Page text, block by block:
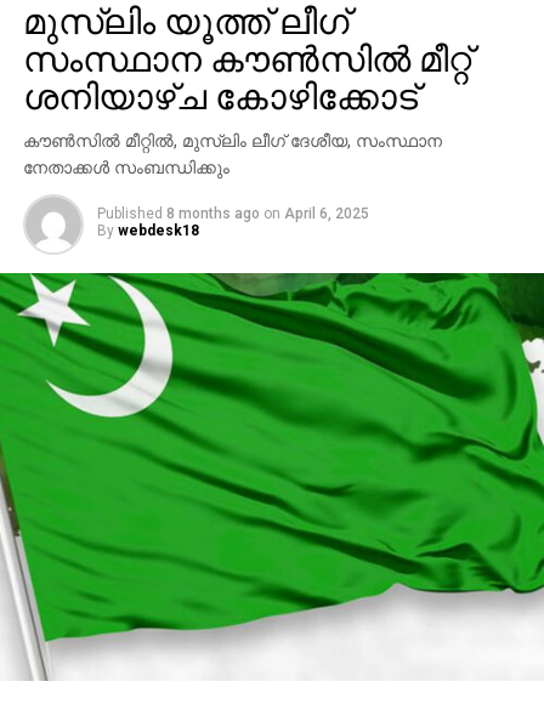
മുസ്‌ലിം യൂത്ത് ലീഗ്
സംസ്ഥാന കൗണ്‍സില്‍ മീറ്റ്
ശനിയാഴ്ച കോഴിക്കോട്
കൗൺസിൽ മീറ്റിൽ, മുസ്‌ലിം ലീഗ് ദേശീയ, സംസ്ഥാന
നേതാക്കള്‍ സംബന്ധിക്കും
Published 8 months ago on April 6, 2025
By webdesk18